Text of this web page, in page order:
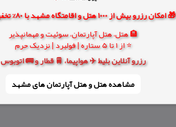
🎁 امکان رزرو بیش از 1000 هتل و اقامتگاه مشهد با 80% تخفیف واقعی
🏨 هتل، هتل آپارتمان، سوئیت و مهمانپذیر
⭐ از 1 تا 5 ستاره | فولبرد | نزدیک حرم
رزرو آنلاین بلیط ✈️ هواپیما، 🚆 قطار و 🚌 اتوبوس
مشاهده هتل و هتل‌ آپارتمان های مشهد